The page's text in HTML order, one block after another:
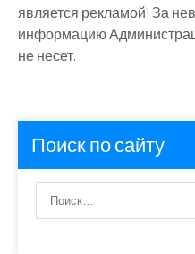
является рекламой! За
информацию
не несет.
Поиск по сайту